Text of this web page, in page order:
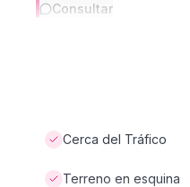
Consultar
Cerca del Tráfico
Terreno en esquina